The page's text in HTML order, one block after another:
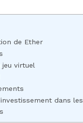
de Ether
virtuel
dans les